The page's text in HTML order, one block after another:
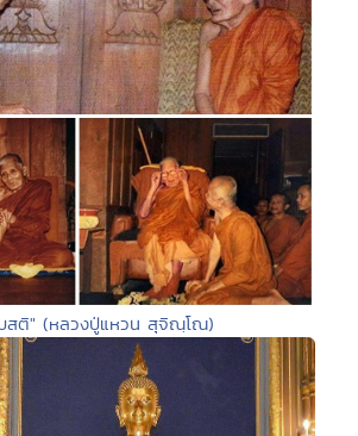
สติ" (หลวงปู่แหวน สุจิณฺโณ)